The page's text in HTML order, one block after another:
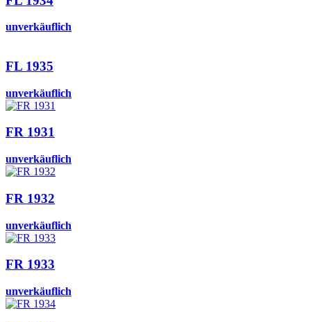
unverkäuflich
FL 1935
unverkäuflich
FR 1931
unverkäuflich
FR 1932
unverkäuflich
FR 1933
unverkäuflich